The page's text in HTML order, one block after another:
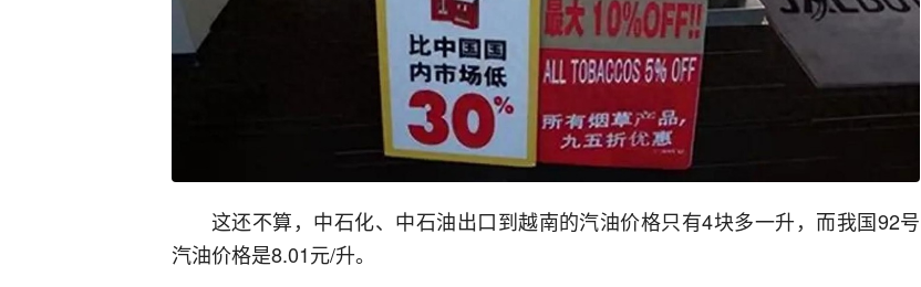
这还不算，中石化、中石油出口到越南的汽油价格只有4块多一升，而我国92号
汽油价格是8.01元/升。